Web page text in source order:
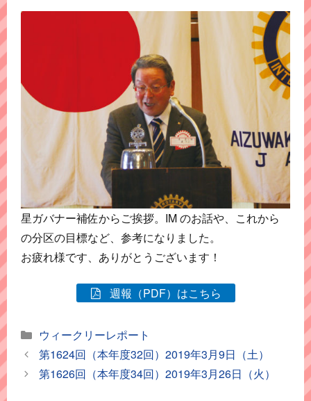
星ガバナー補佐からご挨拶。IM のお話や、これから
の分区の目標など、参考になりました。
お疲れ様です、ありがとうございます！
週報（PDF）はこちら
カ
テ
ゴ
リ
ウィークリーレポート
第1624回（本年度32回）2019年3月9日（土）
第1626回（本年度34回）2019年3月26日（火）